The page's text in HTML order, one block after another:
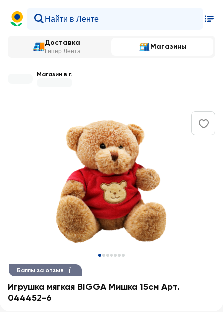
Доставка
Гипер Лента
Магазины
Магазин в г.
Баллы за отзыв
Игрушка мягкая BIGGA Мишка 15см Арт.
044452-6